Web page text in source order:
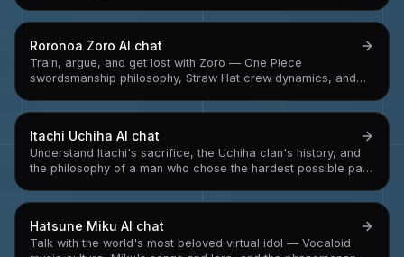
Roronoa Zoro AI chat
Train, argue, and get lost with Zoro — One Piece
swordsmanship philosophy, Straw Hat crew dynamics, and
swordsman
Itachi Uchiha AI chat
Understand Itachi's sacrifice, the Uchiha clan's history, and
the philosophy of a man who chose the hardest possible path
Hatsune Miku AI chat
Talk with the world's most beloved virtual idol — Vocaloid